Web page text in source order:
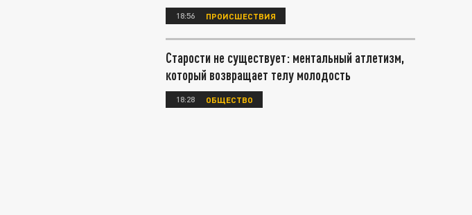
18:56 ПРОИСШЕСТВИЯ
Старости не существует: ментальный атлетизм,
который возвращает телу молодость
18:28 ОБЩЕСТВО